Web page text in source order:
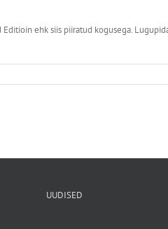
ehk siis piiratud kogusega.
UUDISED